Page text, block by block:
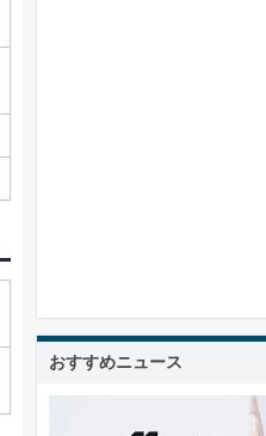
おすすめニュース